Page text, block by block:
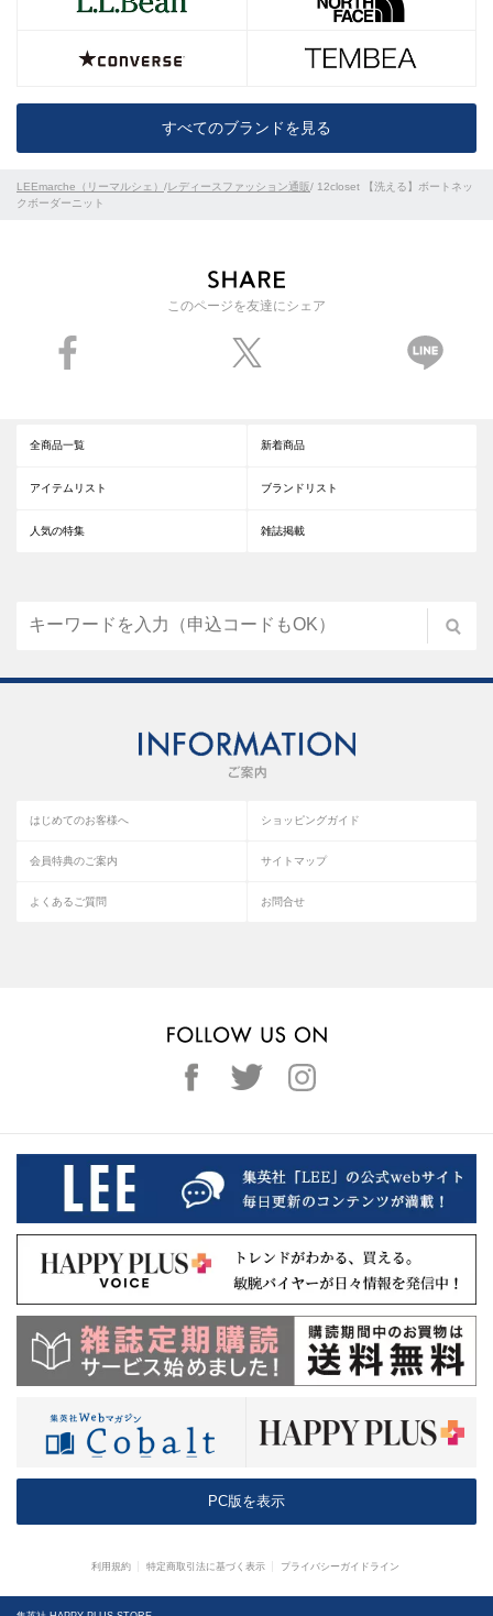
このページを友達にシェア
すべてのブランドを見る
LEEmarche（リーマルシェ） /レディースファッション通販/ 12closet 【洗える】ボートネッ
クボーダーニット
全商品一覧 新着商品
アイテムリスト ブランドリスト
人気の特集 雑誌掲載
はじめてのお客様へ ショッピングガイド
会員特典のご案内 サイトマップ
よくあるご質問 お問合せ
PC版を表示
利用規約 特定商取引法に基づく表示 プライバシーガイドライン